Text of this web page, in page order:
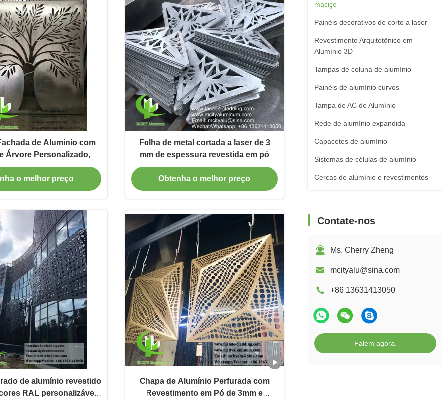
maciço
Painéis decorativos de corte a laser
Revestimento Arquitetônico em
Alumínio 3D
Tampas de coluna de alumínio
Painéis de alumínio curvos
Tampa de AC de Alumínio
Rede de alumínio expandida
Capacetes de alumínio
Sistemas de células de alumínio
Cercas de alumínio e revestimentos
Contate-nos
Ms. Cherry Zheng
mcityalu@sina.com
+86 13631413050
Falem agora.
de Alumínio com
Árvore Personalizado,
Pó, 1000x1500mm para
de Parede de Hotel
o melhor preço
Folha de metal cortada a laser de 3
mm de espessura revestida em pó
para revestimento de fachada de
alumínio arquitetônico
Obtenha o melhor preço
de alumínio revestido
RAL personalizáveis
Chapa de Alumínio Perfurada com
Revestimento em Pó de 3mm e